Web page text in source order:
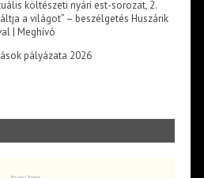
költészeti nyári est-sorozat, 2.
a világot” – beszélgetés Huszárik
| Meghívó
pályázata 2026